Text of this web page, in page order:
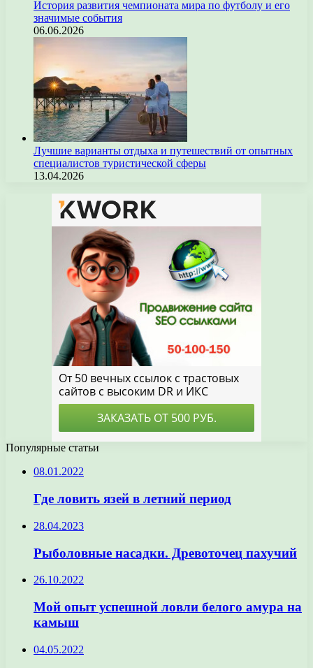
История развития чемпионата мира по футболу и его
значимые события
06.06.2026
Лучшие варианты отдыха и путешествий от опытных
специалистов туристической сферы
13.04.2026
Популярные статьи
08.01.2022
Где ловить язей в летний период
28.04.2023
Рыболовные насадки. Древоточец пахучий
26.10.2022
Мой опыт успешной ловли белого амура на
камыш
04.05.2022